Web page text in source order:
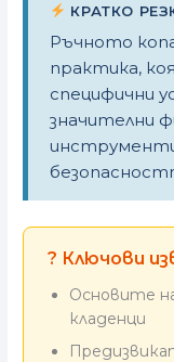
КРАТКО
Ръчното
практика,
специфични
значителни
? Ключови
Основите
кладенци